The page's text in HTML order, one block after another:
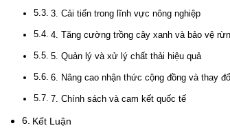
3. Cải tiến trong lĩnh vực nông nghiệp
4. Tăng cường trồng cây xanh và bảo vệ
5. Quản lý và xử lý chất thải hiệu quả
6. Nâng cao nhận thức cộng đồng và thay
7. Chính sách và cam kết quốc tế
Kết Luận